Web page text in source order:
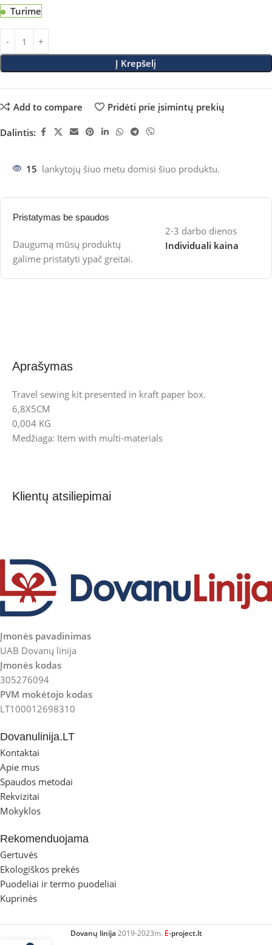
Turime
Į Krepšelį
Add to compare Pridėti prie įsimintų prekių
Dalintis:
15 lankytojų šiuo metu domisi šiuo produktu.
Pristatymas be spaudos
Daugumą mūsų produktų
galime pristatyti ypač greitai.
2-3 darbo dienos
Individuali kaina
Aprašymas
Travel sewing kit presented in kraft paper box.
6,8X5CM
0,004 KG
Medžiaga: Item with multi-materials
Klientų atsiliepimai
Įmonės pavadinimas
UAB Dovanų linija
Įmonės kodas
305276094
PVM mokėtojo kodas
LT100012698310
Dovanulinija.LT
Kontaktai
Apie mus
Spaudos metodai
Rekvizitai
Mokyklos
Rekomenduojama
Gertuvės
Ekologiškos prekės
Puodeliai ir termo puodeliai
Kuprinės
Dovanų linija 2019-2023m. E-project.lt